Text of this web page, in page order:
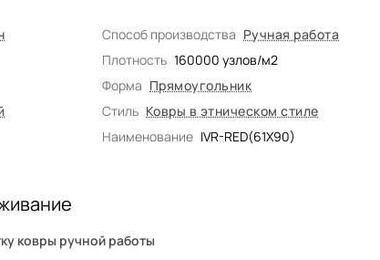
Способ производства Ручная работа
Плотность 160000 узлов/м2
Форма Прямоугольник
Стиль Ковры в этническом стиле
Наименование IVR-RED(61X90)
ковры ручной работы